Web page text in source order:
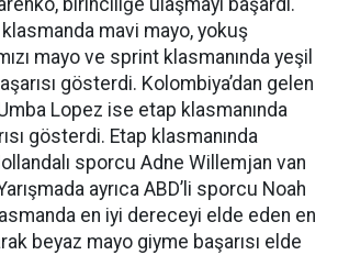
birinciliğe ulaşmayı başardı.
mavi mayo, yokuş
mayo ve sprint klasmanında yeşil
gösterdi. Kolombiya’dan gelen
Lopez ise etap klasmanında
gösterdi. Etap klasmanında
sporcu Adne Willemjan van
ayrıca ABD’li sporcu Noah
en iyi dereceyi elde eden en
beyaz mayo giyme başarısı elde